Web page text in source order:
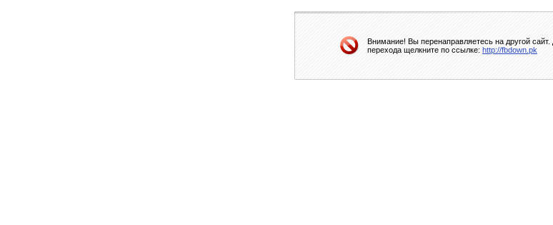
Внимание! Вы перенаправляетесь на другой сайт.
перехода щелкните по ссылке: http://fbdown.pk